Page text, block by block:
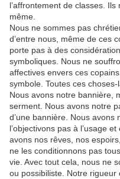
l’affrontement de classes.
même.
Nous ne sommes pas
d’entre nous, même de ces
porte pas à des
symboliques. Nous ne
affectives envers ces
symbole. Toutes ces
Nous avons notre bannière,
serment. Nous avons notre
d’une bannière. Nous
l’objectivons pas à l’usage
avons nos rêves, nos
ne les conditionnons pas
vie. Avec tout cela, nous ne
ou possibiliste. Notre rigueur